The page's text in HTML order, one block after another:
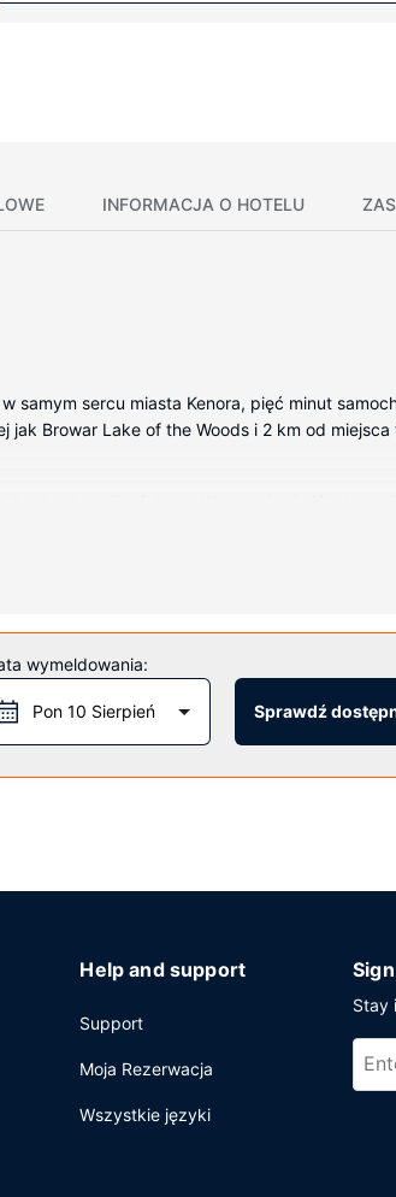
INFORMACJA O HOTELU
samym sercu miasta Kenora, pięć minut
Browar Lake of the Woods i 2 km od
telewizor płaskoekranowy i telewizja
9:30.
wymeldowania:
Pon 10 Sierpień Sprawdź
Help and support
Support
Moja Rezerwacja
Wszystkie języki
Stay